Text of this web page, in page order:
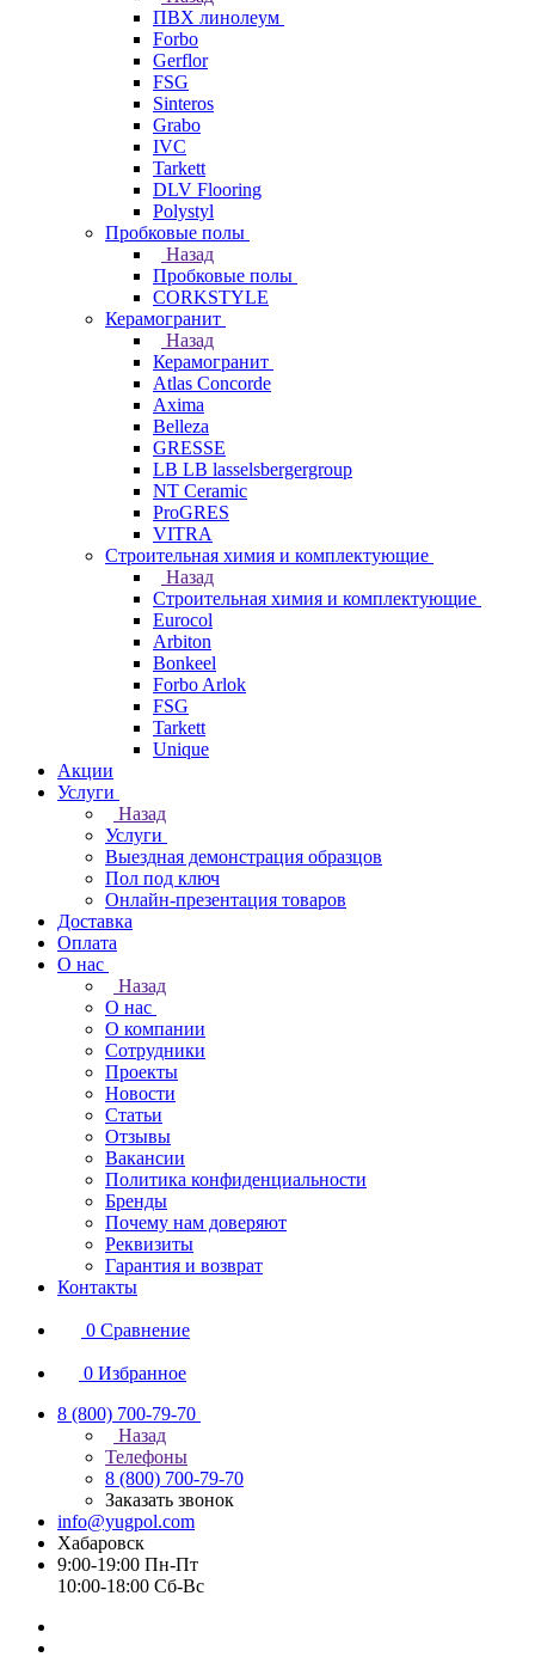
ПВХ линолеум
Forbo
Gerflor
FSG
Sinteros
Grabo
IVC
Tarkett
DLV Flooring
Polystyl
Пробковые полы
Назад
Пробковые полы
CORKSTYLE
Керамогранит
Назад
Керамогранит
Atlas Concorde
Axima
Belleza
GRESSE
LB LB lasselsbergergroup
NT Ceramic
ProGRES
VITRA
Строительная химия и комплектующие
Назад
Строительная химия и комплектующие
Eurocol
Arbiton
Bonkeel
Forbo Arlok
FSG
Tarkett
Unique
Акции
Услуги
Назад
Услуги
Выездная демонстрация образцов
Пол под ключ
Онлайн-презентация товаров
Доставка
Оплата
О нас
Назад
О нас
О компании
Сотрудники
Проекты
Новости
Статьи
Отзывы
Вакансии
Политика конфиденциальности
Бренды
Почему нам доверяют
Реквизиты
Гарантия и возврат
Контакты
0 Сравнение
0 Избранное
8 (800) 700-79-70
Назад
Телефоны
8 (800) 700-79-70
Заказать звонок
info@yugpol.com
Хабаровск
9:00-19:00 Пн-Пт
10:00-18:00 Cб-Вс